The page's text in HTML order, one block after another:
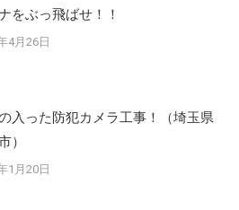
をぶっ飛ばせ！！
4月26日
入った防犯カメラ工事！（埼玉県
）
1月20日